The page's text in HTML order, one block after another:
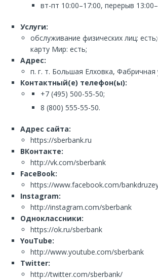
вт-пт 10:00–17:00, перерыв
Услуги:
обслуживание физических лиц:
карту Мир: есть;
Адрес:
п. г. т. Большая Елховка, Фабричная
Контактный(е) телефон(ы):
+7 (495) 500-55-50;
8 (800) 555-55-50.
Адрес сайта:
https://sberbank.ru
ВКонтакте:
http://vk.com/sberbank
FaceBook:
https://www.facebook.com/
Instagram:
http://instagram.com/sberbank
Одноклассники:
https://ok.ru/sberbank
YouTube:
http://www.youtube.com/sberbank
Twitter:
http://twitter.com/sberbank/